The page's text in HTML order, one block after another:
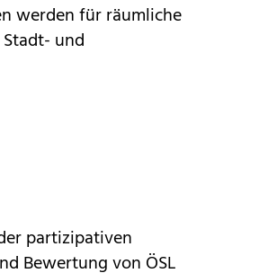
werden für räumliche
partizipativen
Bewertung von ÖSL